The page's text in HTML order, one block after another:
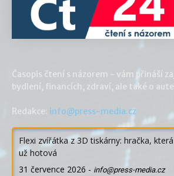
Časopis čtení s názorem - vám přináší
bydlení, financích, zdraví, ale také o
Redakce: info@press-media.cz
Flexi zvířátka z 3D tiskárny: hračka,
už hotová
31 července 2026 - info@press-media.cz